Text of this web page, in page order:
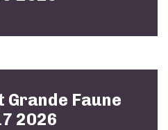
Grande Faune
2026